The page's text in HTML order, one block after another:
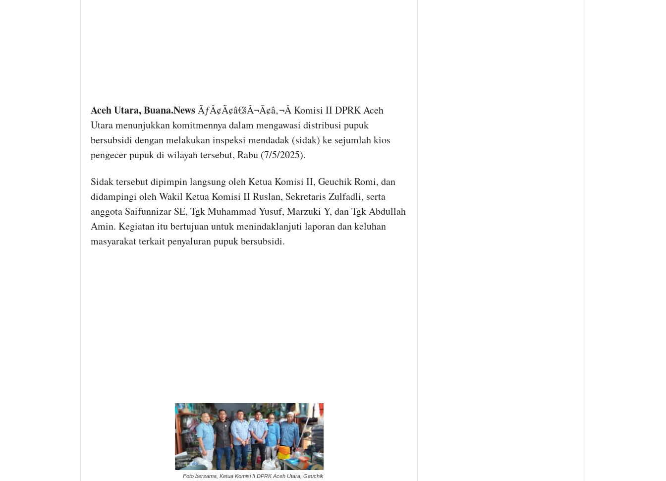
Aceh Utara, Buana.NewsÃƒÂ¢Ã¢â€šÂ¬Ã¢â‚¬Â Komisi II DPRK Aceh
Utara menunjukkan komitmennya dalam mengawasi distribusi pupuk
bersubsidi dengan melakukan inspeksi mendadak (sidak) ke sejumlah kios
pengecer pupuk di wilayah tersebut, Rabu (7/5/2025).
Sidak tersebut dipimpin langsung oleh Ketua Komisi II, Geuchik Romi, dan
didampingi oleh Wakil Ketua Komisi II Ruslan, Sekretaris Zulfadli, serta
anggota Saifunnizar SE, Tgk Muhammad Yusuf, Marzuki Y, dan Tgk Abdullah
Amin. Kegiatan itu bertujuan untuk menindaklanjuti laporan dan keluhan
masyarakat terkait penyaluran pupuk bersubsidi.
Foto bersama, Ketua Komisi II DPRK Aceh Utara, Geuchik